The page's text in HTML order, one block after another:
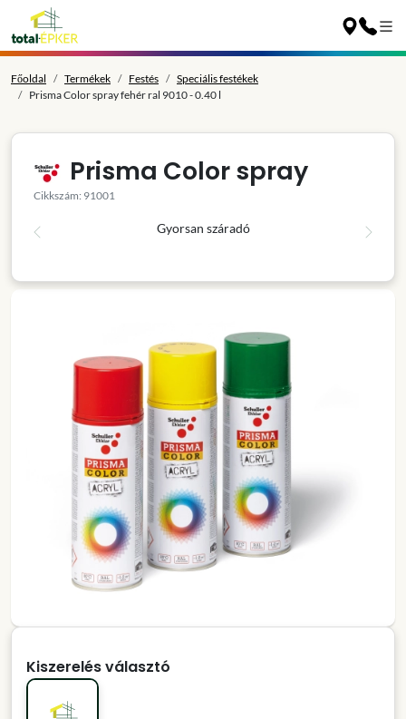
Főoldal Termékek Festés
Speciális festékek
Prisma Color spray fehér ral 9010 - 0.40 l
Prisma Color spray
Cikkszám: 91001
Gyorsan száradó
Kiszerelés választó